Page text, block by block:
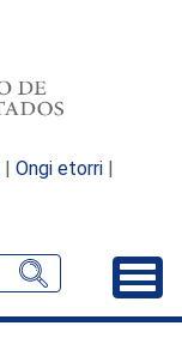
| Ongi etorri |